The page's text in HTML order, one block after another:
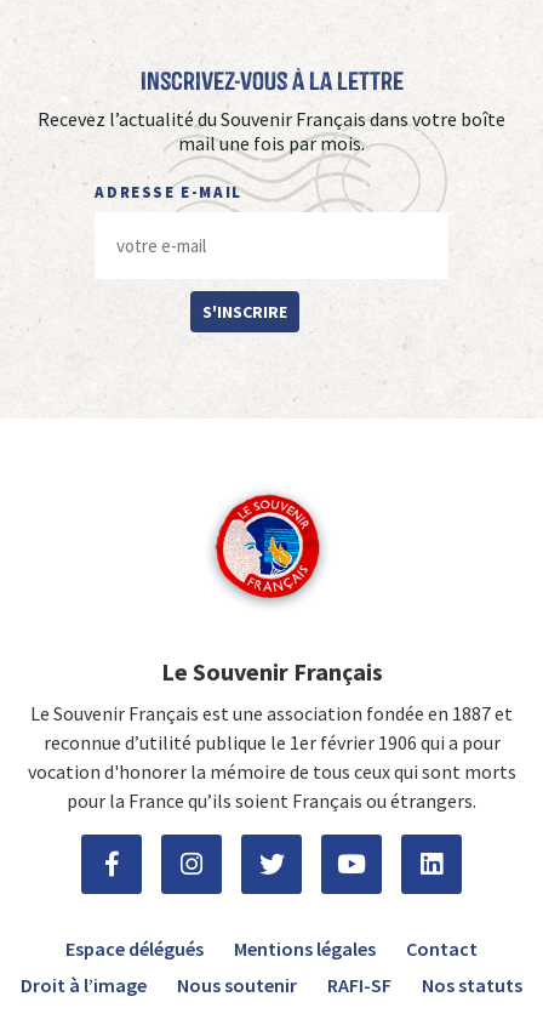
Inscrivez-vous à La Lettre
Recevez l’actualité du Souvenir Français dans votre boîte
mail une fois par mois.
ADRESSE E-MAIL
S'INSCRIRE
Le Souvenir Français
Le Souvenir Français est une association fondée en 1887 et
reconnue d’utilité publique le 1er février 1906 qui a pour
vocation d'honorer la mémoire de tous ceux qui sont morts
pour la France qu’ils soient Français ou étrangers.
Espace délégués Mentions légales
Contact
Droit à l’image
Nous soutenir RAFI-SF Nos statuts